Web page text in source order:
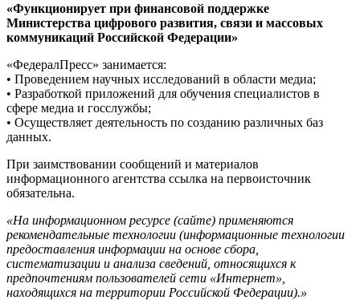
«Функционирует при финансовой поддержке
Министерства цифрового развития, связи и массовых
коммуникаций Российской Федерации»
«ФедералПресс» занимается:
• Проведением научных исследований в области медиа;
• Разработкой приложений для обучения специалистов в
сфере медиа и госслужбы;
• Осуществляет деятельность по созданию различных баз
данных.
При заимствовании сообщений и материалов
информационного агентства ссылка на первоисточник
обязательна.
«На информационном ресурсе (сайте) применяются
рекомендательные технологии (информационные технологии
предоставления информации на основе сбора,
систематизации и анализа сведений, относящихся к
предпочтениям пользователей сети «Интернет»,
находящихся на территории Российской Федерации).»